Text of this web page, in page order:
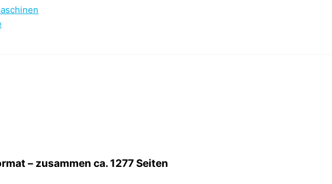
– zusammen ca. 1277 Seiten